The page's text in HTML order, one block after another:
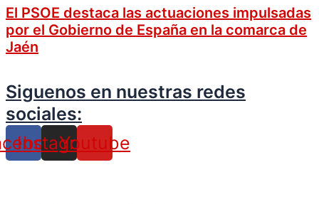
El PSOE destaca las actuaciones impulsadas
por el Gobierno de España en la comarca de
Jaén
Siguenos en nuestras redes
sociales:
Instagram
Youtube